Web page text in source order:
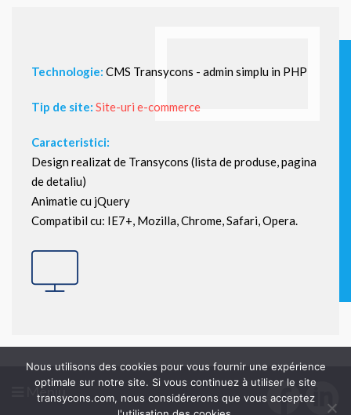
Technologie: CMS Transycons - admin simplu in PHP
Tip de site: Site-uri e-commerce
Caracteristici:
Design realizat de Transycons (lista de produse, pagina
de detaliu)
Animatie cu jQuery
Compatibil cu: IE7+, Mozilla, Chrome, Safari, Opera.
Meniu
Nous utilisons des cookies pour vous fournir une expérience
optimale sur notre site. Si vous continuez à utiliser le site
transycons.com, nous considérerons que vous acceptez